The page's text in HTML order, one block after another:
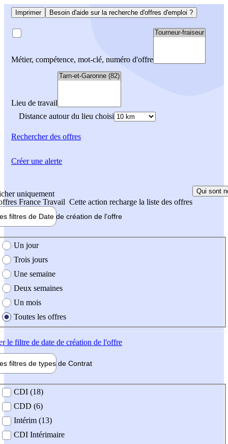
Imprimer Besoin d'aide sur la recherche d'offres d'emploi ?
Métier, compétence, mot-clé, numéro d'offre
Lieu de travail
Distance autour du lieu choisi
Rechercherdes offres
uniquement
France Travail Cette action recharge la liste des offres
Qui sont
filtres de Date de création de l'offre
création de l'offre
Un jour
Trois jours
Une semaine
Deux semaines
Un mois
Toutes les offres
le filtre de date de création de l'offre
filtres de types de Contrat
contrat
CDI (18)
CDD (6)
Intérim (13)
CDI Intérimaire
Créer une alerte